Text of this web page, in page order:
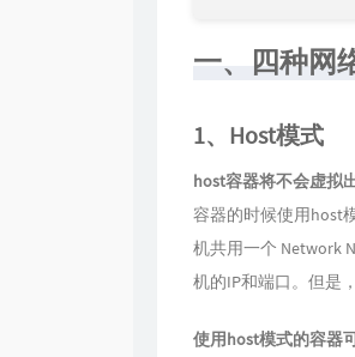
一、四种网
1、Host模式
host容器将不会虚拟
容器的时候使用host
机共用一个 Network
机的IP和端口。但是
使用host模式的容器